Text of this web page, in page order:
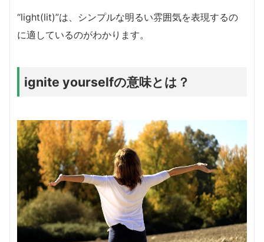
“light(lit)”は、シンプルな明るい雰囲気を表現するの
に適しているのがわかります。
ignite yourselfの意味とは？